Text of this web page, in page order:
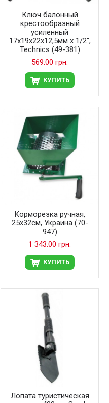
Ключ балонный
крестообразный
усиленный
17х19х22х12,5мм х 1/2",
Technics (49-381)
569.00 грн.
КУПИТЬ
Корморезка ручная,
25х32см, Украина (70-
947)
1 343.00 грн.
КУПИТЬ
Лопата туристическая